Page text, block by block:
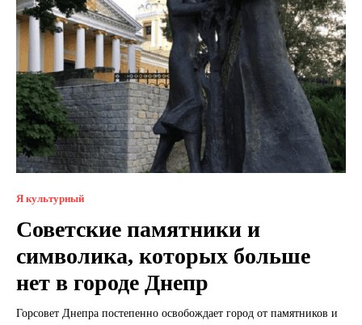
Я культурный
Советские памятники и
символика, которых больше
нет в городе Днепр
Горсовет Днепра постепенно освобождает город от памятников и